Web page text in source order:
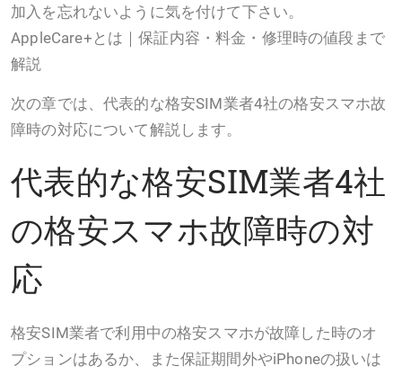
加入を忘れないように気を付けて下さい。
AppleCare+とは｜保証内容・料金・修理時の値段まで
解説
次の章では、代表的な格安SIM業者4社の格安スマホ故
障時の対応について解説します。
代表的な格安SIM業者4社
の格安スマホ故障時の対
応
格安SIM業者で利用中の格安スマホが故障した時のオ
プションはあるか、また保証期間外やiPhoneの扱いは